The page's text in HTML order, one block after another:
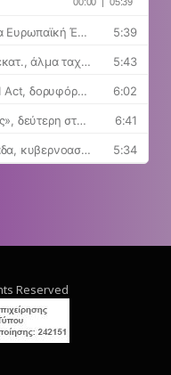
Reserved